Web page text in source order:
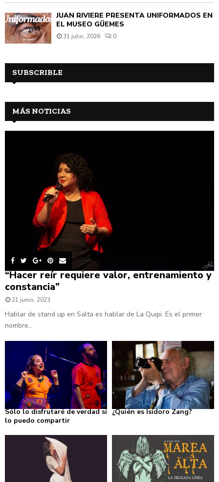
JUAN RIVIÈRE PRESENTA UNIFORMADOS EN
EL MUSEO GÜEMES
31 julio, 2026 0
SUBSCRIBLE
MÁS NOTICIAS
“Hacer reír requiere valor, entrenamiento y
constancia”
21 junio, 2023
Hablar de stand up en Salta es hablar de La Quipi. Es el primer
nombre...
Sólo lo disfrutaré de verdad si
lo puedo compartir
¿Quién es Isidoro Zang?